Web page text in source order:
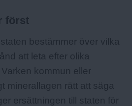
först
bestämmer över vilka
att leta efter olika
kommun eller
minerallagen rätt att säga
ersättningen till staten för